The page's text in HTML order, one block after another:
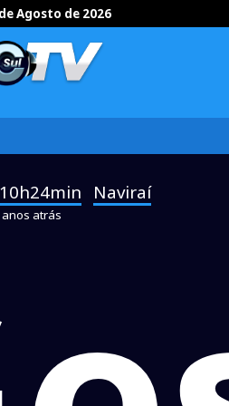
Agosto de 2026
Naviraí
anos atrás